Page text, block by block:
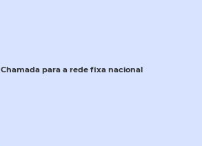
Chamada para a rede fixa nacional